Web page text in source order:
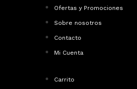
Ofertas y Promociones
Sobre nosotros
Contacto
Mi Cuenta
Carrito